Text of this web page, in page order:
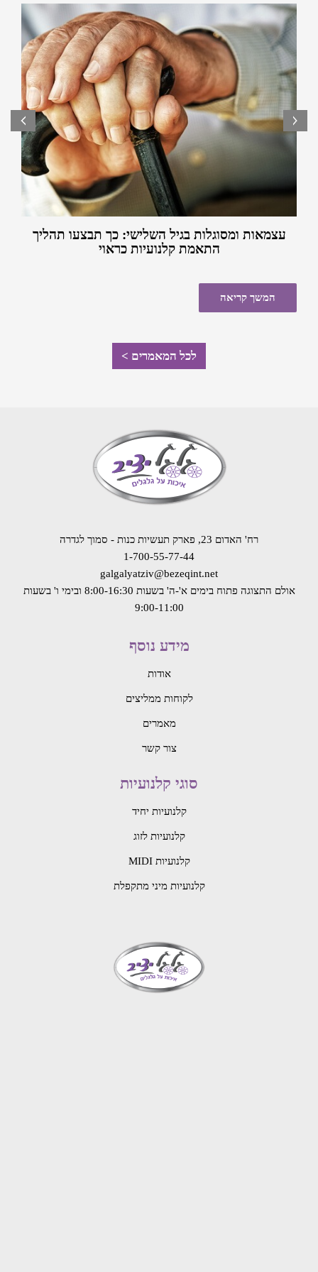
מרטיבות מצטברת בזמן שהיא חונה.
רע. רכישה מחברה אמינה ומקצועית של קלנועית יד שניה היא
לרוב עניין בטוח למדי, ועם הכסף שחוסכים ניתן בהחלט
לרכוש אביזרים לקלנועית ולשדרג אותה אפילו יותר.
עצמאות ומסוגלות בגיל השלישי: כך תבצעו תהליך
התאמת קלנועיות כראוי
המשך קריאה
prev next
לכל המאמרים >
רח' האדום 23, פארק תעשיות כנות - סמוך לגדרה
1-700-55-77-44
galgalyatziv@bezeqint.net
אולם התצוגה פתוח בימים א'-ה' בשעות 8:00-16:30
ובימי ו' בשעות
9:00-11:00
מידע נוסף
אודות
לקוחות ממליצים
מאמרים
צור קשר
סוגי קלנועיות
קלנועיות יחיד
קלנועיות לזוג
קלנועיות MIDI
קלנועיות מיני מתקפלת